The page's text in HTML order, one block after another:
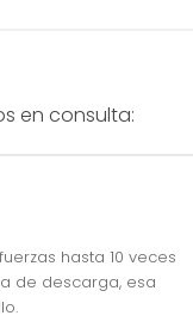
en consulta:
hasta 10 veces
de descarga, esa